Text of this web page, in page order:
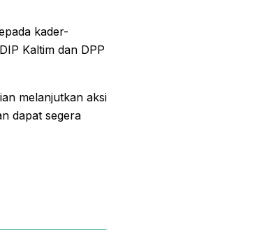
kader-
Kaltim dan DPP
melanjutkan aksi
dapat segera